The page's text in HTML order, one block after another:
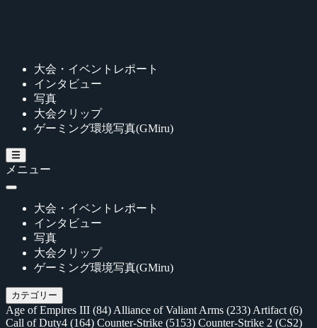
大会・イベントレポート
インタビュー
写真
大会クリップ
ゲーミング環境写真(GMiru)
メニュー
大会・イベントレポート
インタビュー
写真
大会クリップ
ゲーミング環境写真(GMiru)
カテゴリー
Age of Empires III (84) Alliance of Valiant Arms (233) Artifact (6)
Call of Duty4 (164) Counter-Strike (5153) Counter-Strike 2 (CS2)